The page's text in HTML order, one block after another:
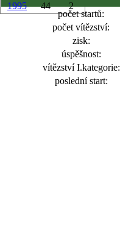
1995
44 2
počet startů:
počet vítězství:
zisk:
úspěšnost:
vítězství I.kategorie:
poslední start: